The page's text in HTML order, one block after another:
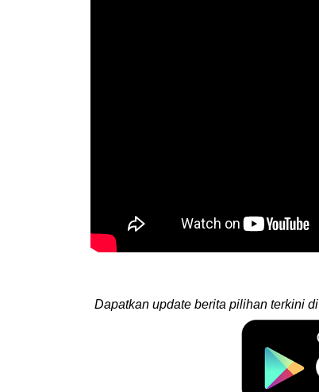
Dapatkan update berita pilihan terkini di